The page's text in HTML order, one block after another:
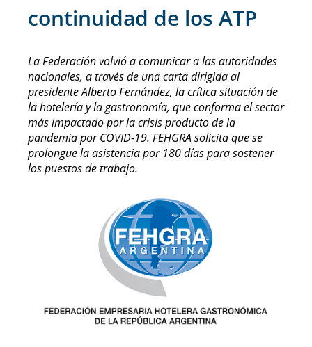
continuidad de los ATP
La Federación volvió a comunicar a las autoridades
nacionales, a través de una carta dirigida al
presidente Alberto Fernández, la crítica situación de
la hotelería y la gastronomía, que conforma el sector
más impactado por la crisis producto de la
pandemia por COVID-19. FEHGRA solicita que se
prolongue la asistencia por 180 días para sostener
los puestos de trabajo.